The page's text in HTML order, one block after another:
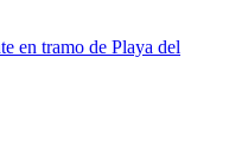
en tramo de Playa del